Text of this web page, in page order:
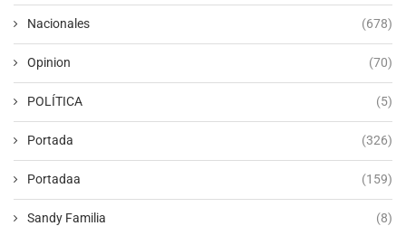
Nacionales (678)
Opinion (70)
POLÍTICA (5)
Portada (326)
Portadaa (159)
Sandy Familia (8)